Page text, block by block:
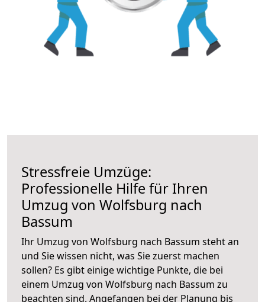
Stressfreie Umzüge:
Professionelle Hilfe für Ihren
Umzug von Wolfsburg nach
Bassum
Ihr Umzug von Wolfsburg nach Bassum steht an
und Sie wissen nicht, was Sie zuerst machen
sollen? Es gibt einige wichtige Punkte, die bei
einem Umzug von Wolfsburg nach Bassum zu
beachten sind. Angefangen bei der Planung bis